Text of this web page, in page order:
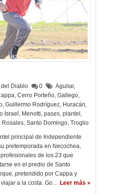
del Diablo 0 Aguilar,
, Cerro Porteño, Gallego,
, Guillermo Rodríguez, Huracán,
Israel , Menotti, pases, plantel ,
, Rosales, Santo Domingo, Troglio
principal de Independiente
pretemporada en Necochea,
de los 23 que
en el predio de Santo
pretendido por Cappa y
a la costa. Go… Leer más »